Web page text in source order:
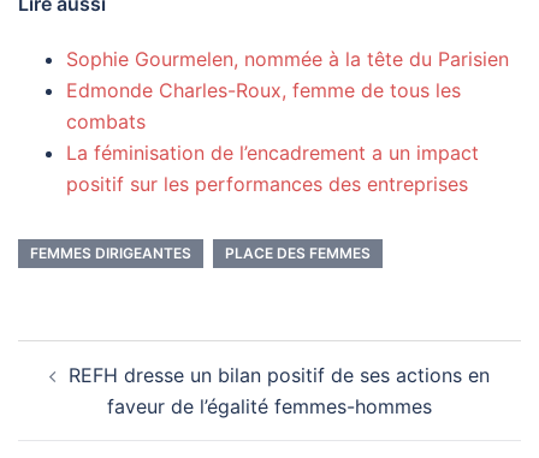
Sophie Gourmelen, nommée à la tête du Parisien
Edmonde Charles-Roux, femme de tous les
combats
La féminisation de l’encadrement a un impact
positif sur les performances des entreprises
FEMMES DIRIGEANTES PLACE DES FEMMES
d’article
REFH dresse un bilan positif de ses actions en
faveur de l’égalité femmes-hommes